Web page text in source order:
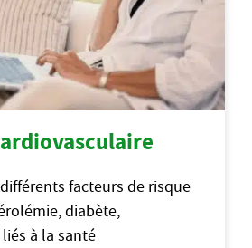
facteurs de risque
diabète,
à la santé